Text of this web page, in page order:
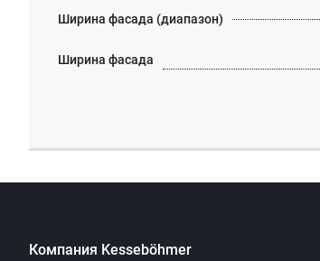
Ширина фасада (диапазон)
Ширина фасада
Компания Kesseböhmer